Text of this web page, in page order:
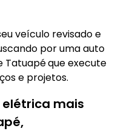
veículo revisado e
por uma auto
Tatuapéque execute
e projetos.
mais